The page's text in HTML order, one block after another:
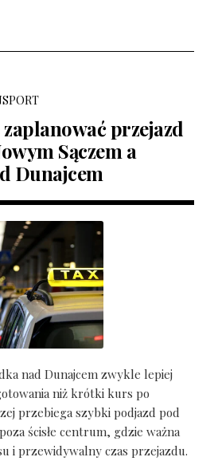
przejazd
Sączem a
Dunajcem
nad Dunajcem zwykle lepiej
niż krótki kurs po
przebiega szybki podjazd pod
ścisłe centrum, gdzie ważna
i przewidywalny czas przejazdu.